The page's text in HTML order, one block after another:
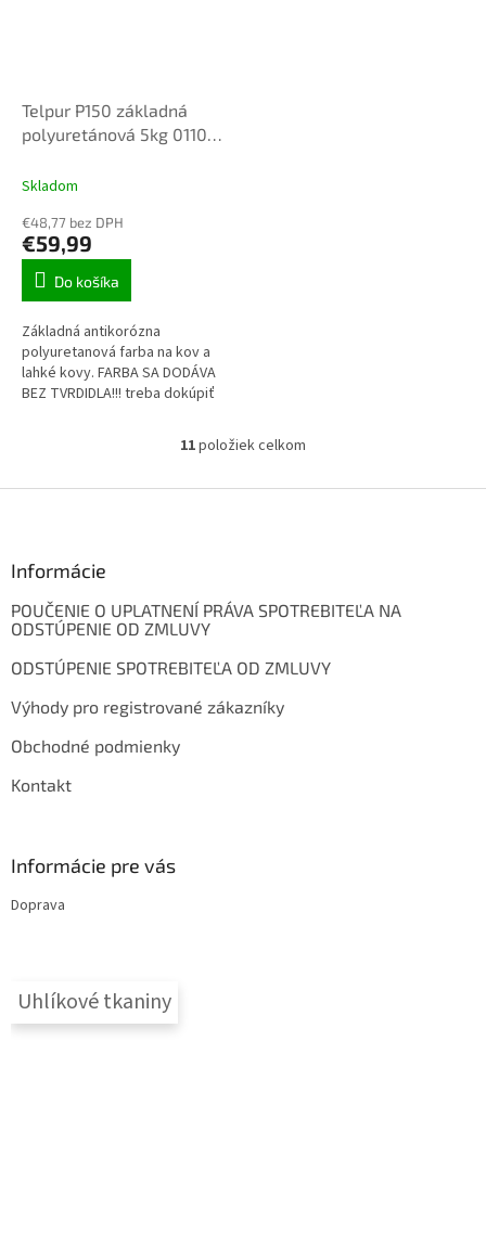
Telpur P150 základná
polyuretánová 5kg 0110
Skladom
€48,77 bez DPH
€59,99
Do košíka
Základná antikorózna
polyuretanová farba na kov a
lahké kovy. FARBA SA DODÁVA
BEZ TVRDIDLA!!! treba dokúpiť
O
l
i
e
r
v
k
11položiek celkom
Informácie
POUČENIE O UPLATNENÍ PRÁVA SPOTREBITEĽA NA
ODSTÚPENIE OD ZMLUVY
ODSTÚPENIE SPOTREBITEĽA OD ZMLUVY
Výhody pro registrované zákazníky
Obchodné podmienky
Kontakt
Informácie pre vás
Doprava
Uhlíkové tkaniny